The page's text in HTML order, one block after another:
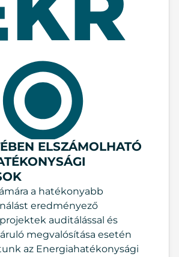
ELSZÁMOLHATÓ
a hatékonyabb
eredményező
auditálással és
megvalósítása esetén
az Energiahatékonysági